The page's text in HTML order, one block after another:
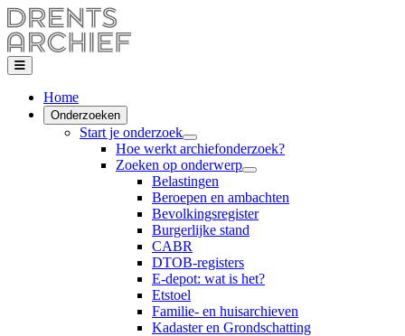
Home
Onderzoeken
Start je onderzoek
Hoe werkt archiefonderzoek?
Zoeken op onderwerp
Belastingen
Beroepen en ambachten
Bevolkingsregister
Burgerlijke stand
CABR
DTOB-registers
E-depot: wat is het?
Etstoel
Familie- en huisarchieven
Kadaster en Grondschatting